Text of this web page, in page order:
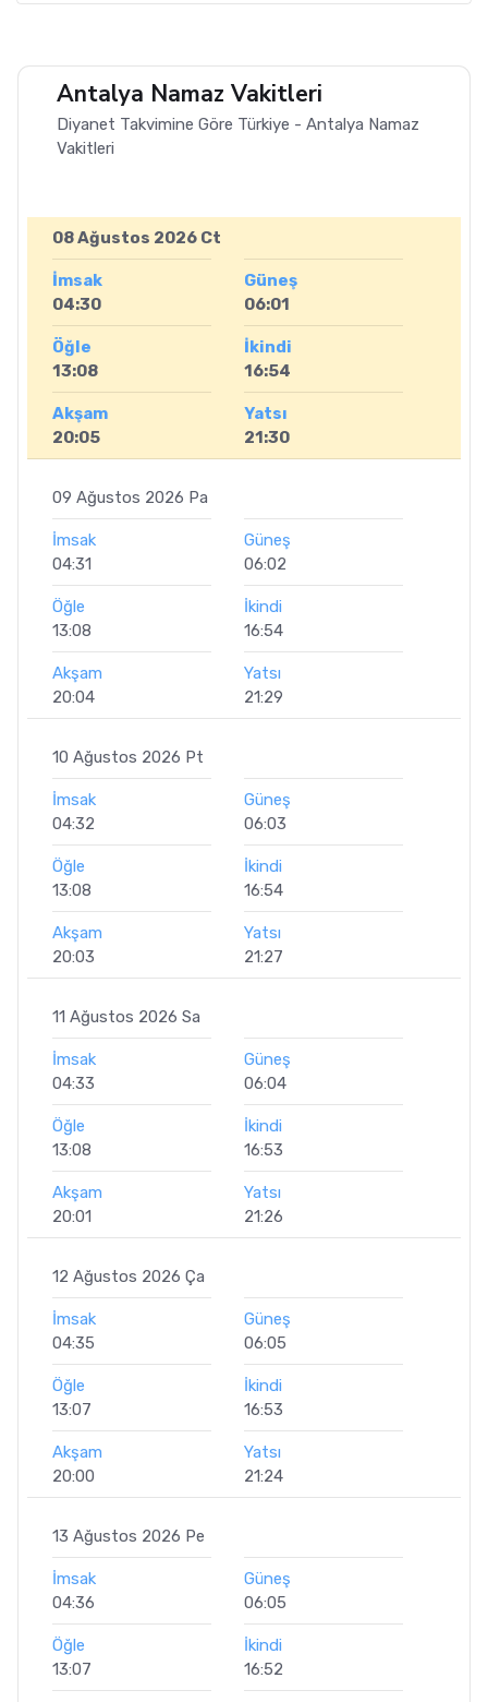
Antalya Namaz Vakitleri
Diyanet Takvimine Göre Türkiye - Antalya Namaz
Vakitleri
08 Ağustos 2026 Ct
İmsak
04:30
Güneş
06:01
Öğle
13:08
İkindi
16:54
Akşam
20:05
Yatsı
21:30
09 Ağustos 2026 Pa
İmsak
04:31
Güneş
06:02
Öğle
13:08
İkindi
16:54
Akşam
20:04
Yatsı
21:29
10 Ağustos 2026 Pt
İmsak
04:32
Güneş
06:03
Öğle
13:08
İkindi
16:54
Akşam
20:03
Yatsı
21:27
11 Ağustos 2026 Sa
İmsak
04:33
Güneş
06:04
Öğle
13:08
İkindi
16:53
Akşam
20:01
Yatsı
21:26
12 Ağustos 2026 Ça
İmsak
04:35
Güneş
06:05
Öğle
13:07
İkindi
16:53
Akşam
20:00
Yatsı
21:24
13 Ağustos 2026 Pe
İmsak
04:36
Güneş
06:05
Öğle
13:07
İkindi
16:52